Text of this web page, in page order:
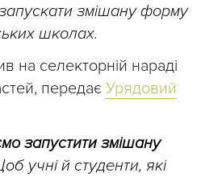
змішану форму
школах.
на селекторній нараді
передає Урядовий
запустити змішану
учні й студенти, які